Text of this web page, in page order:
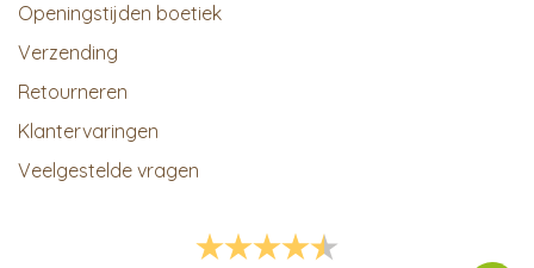
Openingstijden boetiek
Verzending
Retourneren
Klantervaringen
Veelgestelde vragen